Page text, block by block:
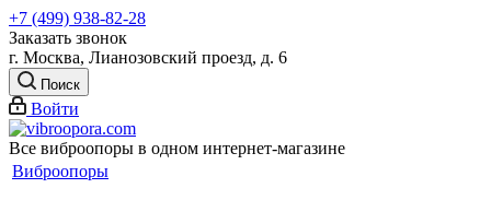
+7 (499) 938-82-28
Заказать звонок
г. Москва, Лианозовский проезд, д. 6
Поиск
Войти
Все виброопоры в одном интернет-магазине
Виброопоры